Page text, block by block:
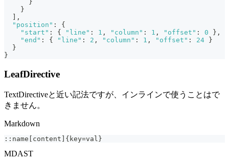
}
}
,
"position" :
{
"start" : { "line" : 1 , "column" : 1 , "offset" : 0 } ,
"end" : { "line" : 2 , "column" : 1 , "offset" : 24
}
}
}
LeafDirective
TextDirectiveと近い記法ですが、インラインで使うことはで
きません。
Markdown
::name[content]{key=val}
MDAST